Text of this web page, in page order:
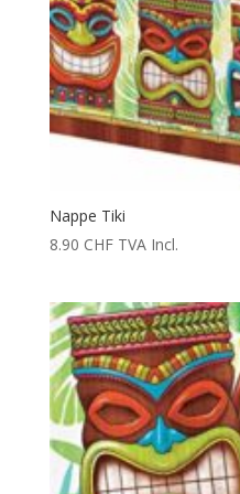
Nappe Tiki
8.90 CHF TVA Incl.